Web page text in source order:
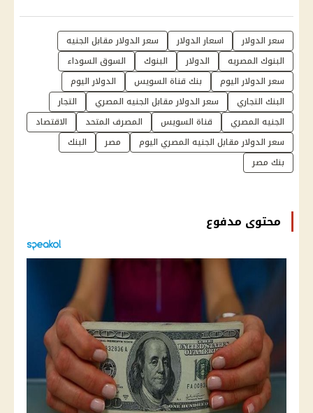
سعر الدولار اسعار الدولار
سعر الدولار مقابل الجنيه
البنوك المصريه
الدولار البنوك
السوق السوداء
سعر الدولار اليوم
بنك قناة السويس
الدولار اليوم
البنك التجاري
سعر الدولار مقابل الجنيه المصري
التجار
الجنيه المصري
قناة السويس المصرف المتحد
الاقتصاد
سعر الدولار مقابل الجنيه المصري اليوم
مصر
البنك
بنك مصر
محتوى مدفوع